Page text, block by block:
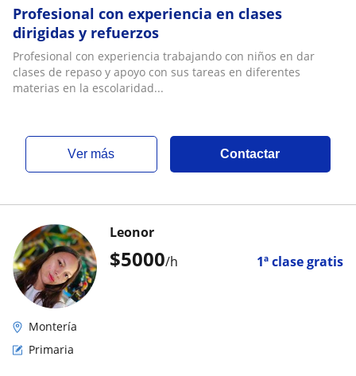
Profesional con experiencia en clases
dirigidas y refuerzos
Profesional con experiencia trabajando con niños en dar
clases de repaso y apoyo con sus tareas en diferentes
materias en la escolaridad...
ver más Contactar
$5000/h 1ª clase gratis
Leonor
Montería
Primaria